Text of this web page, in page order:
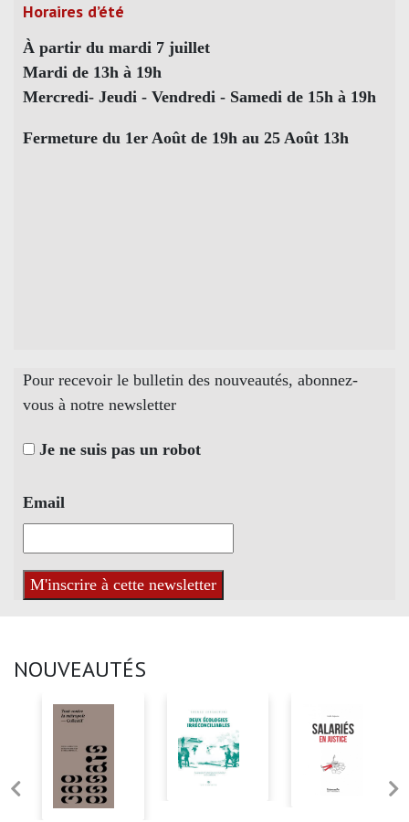
Horaires d’été
À partir du mardi 7 juillet
Mardi de 13h à 19h
Mercredi- Jeudi - Vendredi - Samedi de 15h à 19h
Fermeture du 1er Août de 19h au 25 Août 13h
Pour recevoir le bulletin des nouveautés, abonnez-
vous à notre newsletter
Je ne suis pas un robot
Email
NOUVEAUTÉS